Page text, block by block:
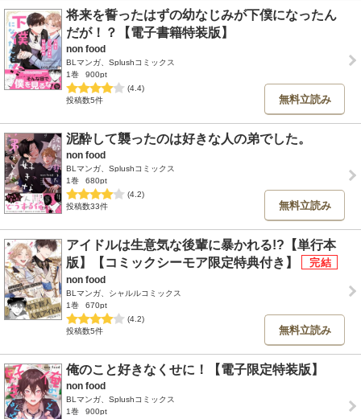
将来を誓ったはずの幼なじみが下僕になったん
だが！？【電子書籍特装版】
non food
BLマンガ、Splushコミックス
1巻
900pt
(4.4)
投稿数5件
無料立読み
泥酔して襲ったのは好きな人の弟でした。
non food
BLマンガ、Splushコミックス
1巻
680pt
(4.2)
投稿数33件
無料立読み
アイドルは生意気な後輩に暴かれる!?【単行本
版】【コミックシーモア限定特典付き】
non food
BLマンガ、シャルルコミックス
1巻
670pt
(4.2)
投稿数5件
無料立読み
俺のこと好きなくせに！【電子限定特装版】
non food
BLマンガ、Splushコミックス
1巻
900pt